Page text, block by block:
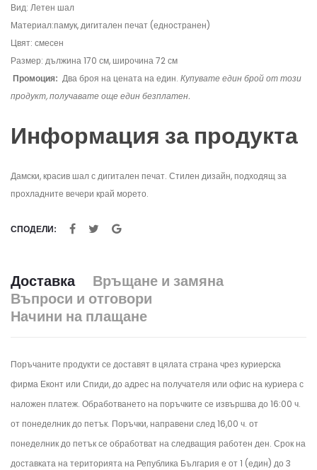
Вид: Летен шал
Материал:памук, дигитален печат (едностранен)
Цвят: смесен
Размер: дължина 170 см, широчина 72 см
Промоция: Два броя на цената на един. Купувате един брой от този
продукт, получавате още един безплатен.
Информация за продукта
Дамски, красив шал с дигитален печат. Стилен дизайн, подходящ за
прохладните вечери край морето.
СПОДЕЛИ:
Доставка
Връщане и замяна
Въпроси и отговори
Начини на плащане
Поръчаните продукти се доставят в цялата страна чрез куриерска
фирма Еконт или Спиди, до адрес на получателя или офис на куриера с
наложен платеж. Обработването на поръчките се извършва до 16:00 ч.
от понеделник до петък. Поръчки, направени след 16,00 ч. от
понеделник до петък се обработват на следващия работен ден. Срок на
доставката на територията на Република България е от 1 (един) до 3